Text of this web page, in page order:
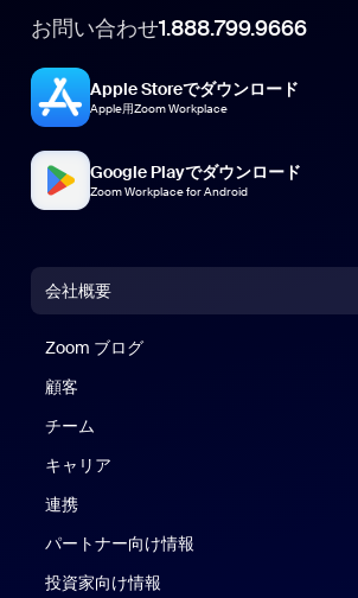
お問い合わせ1.888.799.9666
Apple Storeでダウンロード
Apple用Zoom Workplace
Google Playでダウンロード
Zoom Workplace for Android
会社概要
Zoom ブログ
顧客
チーム
キャリア
連携
パートナー向け情報
投資家向け情報